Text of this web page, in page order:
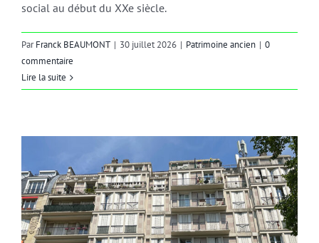
social au début du XXe siècle.
ParFranck BEAUMONT | 30 juillet 2026 | Patrimoine ancien | 0
commentaire
Lire la suite